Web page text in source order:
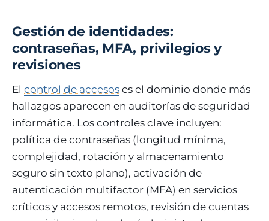
Gestión de identidades:
contraseñas, MFA, privilegios y
revisiones
El control de accesos es el dominio donde más
hallazgos aparecen en auditorías de seguridad
informática. Los controles clave incluyen:
política de contraseñas (longitud mínima,
complejidad, rotación y almacenamiento
seguro sin texto plano), activación de
autenticación multifactor (MFA) en servicios
críticos y accesos remotos, revisión de cuentas